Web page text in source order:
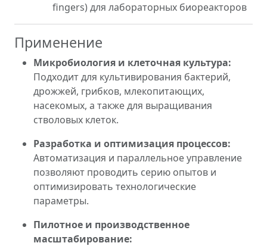
fingers) для лабораторных биореакторов
Применение
Микробиология и клеточная культура:
Подходит для культивирования бактерий,
дрожжей, грибков, млекопитающих,
насекомых, а также для выращивания
стволовых клеток.
Разработка и оптимизация процессов:
Автоматизация и параллельное управление
позволяют проводить серию опытов и
оптимизировать технологические
параметры.
Пилотное и производственное
масштабирование: